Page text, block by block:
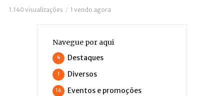
1.140 visualizações 1 vendo agora
Navegue por aqui
Destaques
4
Diversos
1
Eventos e promoções
16